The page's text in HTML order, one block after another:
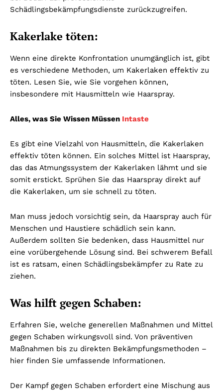
Schädlingsbekämpfungsdienste zurückzugreifen.
Kakerlake töten:
Wenn eine direkte Konfrontation unumgänglich ist, gibt
es verschiedene Methoden, um Kakerlaken effektiv zu
töten. Lesen Sie, wie Sie vorgehen können,
insbesondere mit Hausmitteln wie Haarspray.
Alles, was Sie Wissen Müssen Intaste
Es gibt eine Vielzahl von Hausmitteln, die Kakerlaken
effektiv töten können. Ein solches Mittel ist Haarspray,
das das Atmungssystem der Kakerlaken lähmt und sie
somit erstickt. Sprühen Sie das Haarspray direkt auf
die Kakerlaken, um sie schnell zu töten.
Man muss jedoch vorsichtig sein, da Haarspray auch für
Menschen und Haustiere schädlich sein kann.
Außerdem sollten Sie bedenken, dass Hausmittel nur
eine vorübergehende Lösung sind. Bei schwerem Befall
ist es ratsam, einen Schädlingsbekämpfer zu Rate zu
ziehen.
Was hilft gegen Schaben:
Erfahren Sie, welche generellen Maßnahmen und Mittel
gegen Schaben wirkungsvoll sind. Von präventiven
Maßnahmen bis zu direkten Bekämpfungsmethoden –
hier finden Sie umfassende Informationen.
Der Kampf gegen Schaben erfordert eine Mischung aus